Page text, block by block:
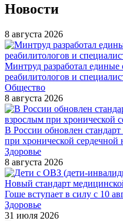
Новости
8 августа 2026
Минтруд разработал единые
реабилитологов и
Общество
8 августа 2026
В России обновлен
при хронической сердечной
Здоровье
8 августа 2026
Новый стандарт
Гоше вступает в силу с 10
Здоровье
31 июля 2026